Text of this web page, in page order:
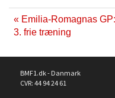
« Emilia-Romagnas GP:
3. frie træning
BMF1.dk - Danmark
CVR: 44 94 24 61